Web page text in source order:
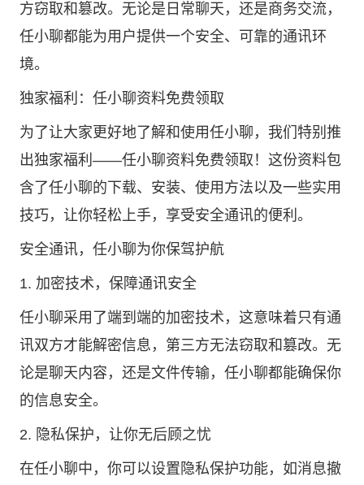
方窃取和篡改。无论是日常聊天，还是商务交流，
任小聊都能为用户提供一个安全、可靠的通讯环
境。
独家福利：任小聊资料免费领取
为了让大家更好地了解和使用任小聊，我们特别推
出独家福利——任小聊资料免费领取！这份资料包
含了任小聊的下载、安装、使用方法以及一些实用
技巧，让你轻松上手，享受安全通讯的便利。
安全通讯，任小聊为你保驾护航
1. 加密技术，保障通讯安全
任小聊采用了端到端的加密技术，这意味着只有通
讯双方才能解密信息，第三方无法窃取和篡改。无
论是聊天内容，还是文件传输，任小聊都能确保你
的信息安全。
2. 隐私保护，让你无后顾之忧
在任小聊中，你可以设置隐私保护功能，如消息撤